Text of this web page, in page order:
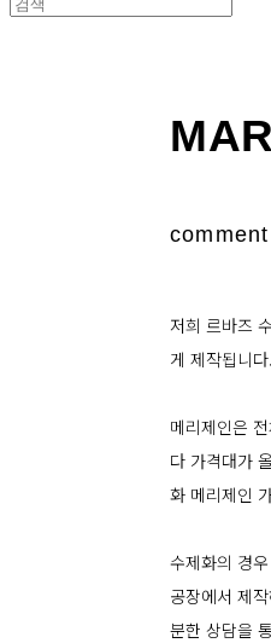
저희 르바즈
게 제작됩니다.
메리제인은
다 가격대가
화 메리제인
수제화의 경
공장에서 제
분한 상담을